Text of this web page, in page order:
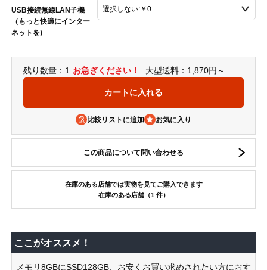
USB接続無線LAN子機
（もっと快適にインター
ネットを)
残り数量：1 お急ぎください！ 大型送料：1,870円～
比較リストに追加
この商品について問い合わせる
在庫のある店舗では実物を見てご購入できます
在庫のある店舗（1 件）
ここがオススメ！
メモリ8GBにSSD128GB、お安くお買い求めされたい方におす